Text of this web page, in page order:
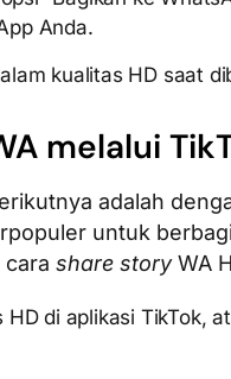
Anda.
kualitas HD saat
melalui
adalah
untuk
cara share storyWA
di aplikasi TikTok,